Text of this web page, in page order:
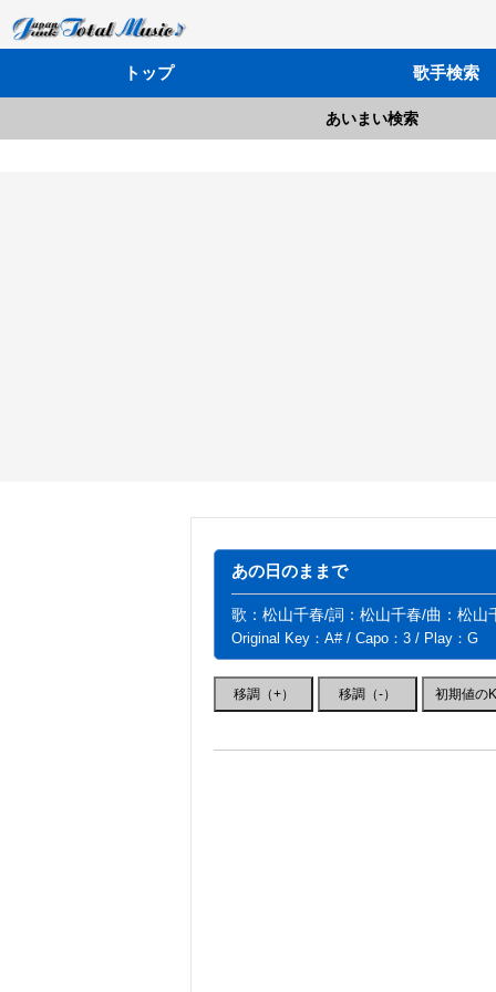
トップ 歌手検索
あいまい検索
あの日のままで
歌：松山千春/詞：松山千春/曲：松山
Original Key：A# / Capo：3 / Play：G